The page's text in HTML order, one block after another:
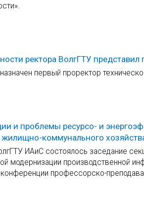
ректора ВолгГТУ представил
первый проректор
и проблемы ресурсо- и
коммунального
ИАиС состоялось заседание
модернизации производственной
профессорско-